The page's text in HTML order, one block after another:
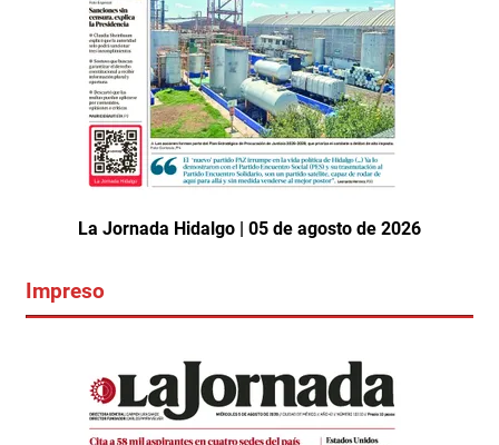
La Jornada Hidalgo | 05 de agosto de 2026
Impreso